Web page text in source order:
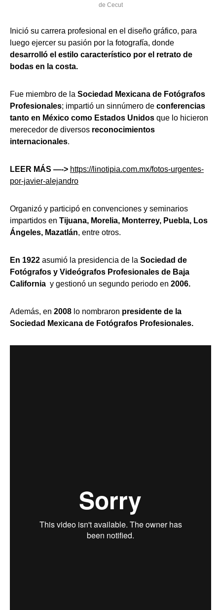
de Cecut
Inició su carrera profesional en el diseño gráfico, para
luego ejercer su pasión por la fotografía, donde
desarrolló el estilo característico por el retrato de
bodas en la costa.
Fue miembro de la Sociedad Mexicana de Fotógrafos
Profesionales; impartió un sinnúmero de conferencias
tanto en México como Estados Unidos que lo hicieron
merecedor de diversos reconocimientos
internacionales.
LEER MÁS —-> https://linotipia.com.mx/fotos-urgentes-
por-javier-alejandro
Organizó y participó en convenciones y seminarios
impartidos en Tijuana, Morelia, Monterrey, Puebla, Los
Ángeles, Mazatlán, entre otros.
En 1922 asumió la presidencia de la Sociedad de
Fotógrafos y Videógrafos Profesionales de Baja
California y gestionó un segundo periodo en 2006.
Además, en 2008 lo nombraron presidente de la
Sociedad Mexicana de Fotógrafos Profesionales.